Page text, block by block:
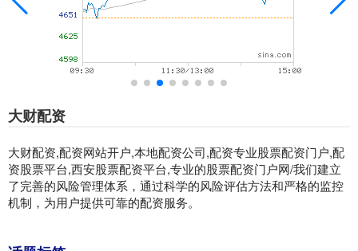
大财配资
大财配资,配资网站开户,本地配资公司,配资专业股票配资门户,配
资股票平台,西安股票配资平台,专业的股票配资门户网/我们建立
了完善的风险管理体系，通过科学的风险评估方法和严格的监控
机制，为用户提供可靠的配资服务。